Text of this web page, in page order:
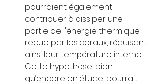
pourraient également
contribuer à dissiper une
partie de l'énergie thermique
reçue par les coraux, réduisant
ainsi leur température interne.
Cette hypothèse, bien
qu’encore en étude, pourrait